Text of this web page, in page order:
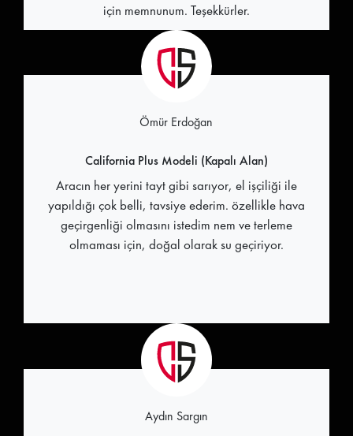
için memnunum. Teşekkürler.
Ömür Erdoğan
California Plus Modeli (Kapalı Alan)
Aracın her yerini tayt gibi sarıyor, el işçiliği ile
yapıldığı çok belli, tavsiye ederim. özellikle hava
geçirgenliği olmasını istedim nem ve terleme
olmaması için, doğal olarak su geçiriyor.
Aydın Sargın